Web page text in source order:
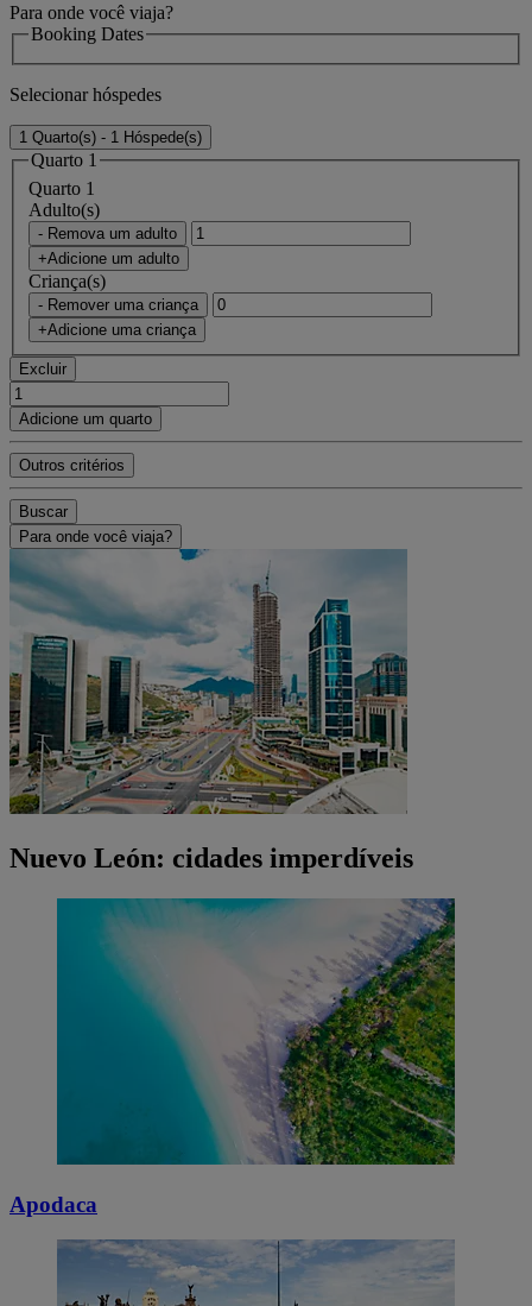
Para onde você viaja?
Booking Dates
Selecionar hóspedes
1 Quarto(s) - 1 Hóspede(s)
Quarto 1
Quarto 1
Adulto(s)
- Remova um adulto
+Adicione um adulto
Criança(s)
- Remover uma criança
+Adicione uma criança
Excluir
Adicione um quarto
Outros critérios
Buscar
Para onde você viaja?
Nuevo León: cidades imperdíveis
Apodaca